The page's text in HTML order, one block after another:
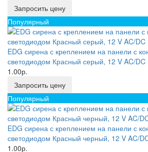
Запросить цену
Популярный
EDG сирена с креплением на панели с
светодиодом Красный серый, 12 V AC/DC
1.00р.
Запросить цену
Популярный
EDG сирена с креплением на панели с
светодиодом Красный черный, 12 V AC/
1.00р.